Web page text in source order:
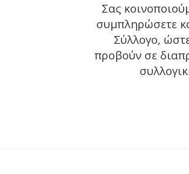
Σας
συμπληρώσετε
Σύλλογο,
προβούν σε